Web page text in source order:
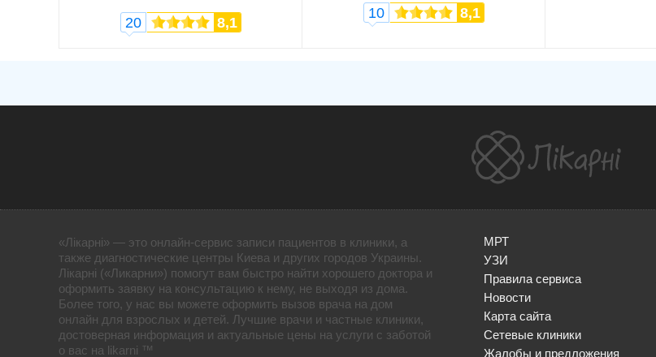
20 8,1
10 8,1
«Лікарні» — это онлайн-сервис записи пациентов в клиники, а
также диагностические центры Киева и других городов Украины.
Лікарні («Ликарни») помогут вам быстро найти хорошего доктора и
оформить заявку на консультацию к нему, не выходя из дома.
Более того, у нас вы можете оформить вызов врача на дом
онлайн для взрослых и детей. Лучшие врачи и частные клиники,
достоверная информация и актуальные цены на услуги с заботой
о вас на likarni ™
МРТ
УЗИ
Правила сервиса
Новости
Карта сайта
Сетевые клиники
Жалобы и предложения